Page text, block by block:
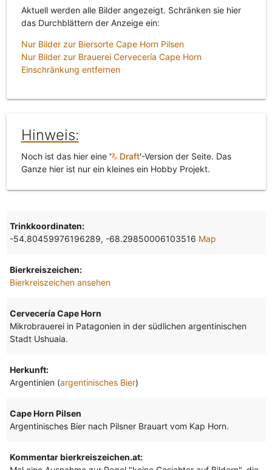
Aktuell werden alle Bilder angezeigt. Schränken sie hier
das Durchblättern der Anzeige ein:
Nur Bilder zur Biersorte Cape Horn Pilsen
Nur Bilder zur Brauerei Cervecería Cape Horn
Einschränkung entfernen
Hinweis:
Noch ist das hier eine ' Draft'-Version der Seite. Das
Ganze hier ist nur ein kleines ein Hobby Projekt.
Trinkkoordinaten:
-54.80459976196289, -68.29850006103516 Map
Bierkreiszeichen:
Bierkreiszeichen ansehen
Cervecería Cape Horn
Mikrobrauerei in Patagonien in der südlichen argentinischen
Stadt Ushuaia.
Herkunft:
Argentinien (argentinisches Bier)
Cape Horn Pilsen
Argentinisches Bier nach Pilsner Brauart vom Kap Horn.
Kommentar bierkreiszeichen.at: